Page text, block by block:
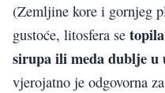
(Zemljine kore i gornjeg
gustoće, litosfera se
sirupa ili meda dublje u
vjerojatno je odgovorna